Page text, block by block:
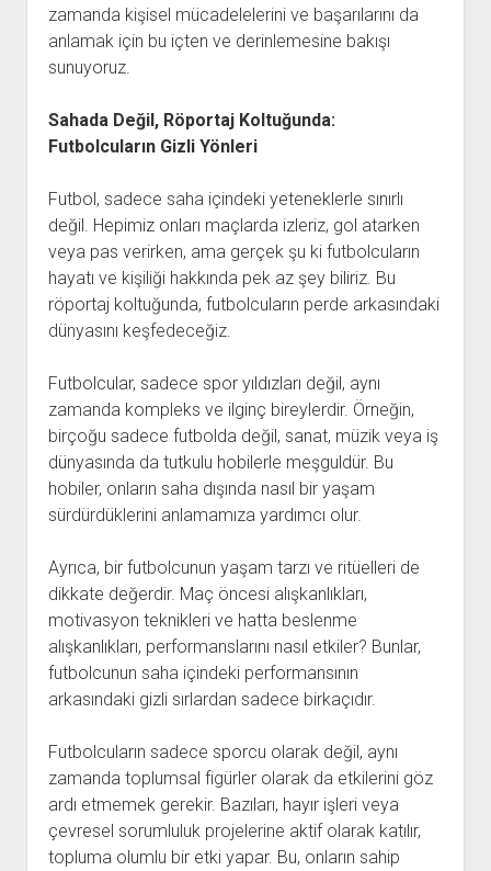
zamanda kişisel mücadelelerini ve başarılarını da
anlamak için bu içten ve derinlemesine bakışı
sunuyoruz.
Sahada Değil, Röportaj Koltuğunda:
Futbolcuların Gizli Yönleri
Futbol, sadece saha içindeki yeteneklerle sınırlı
değil. Hepimiz onları maçlarda izleriz, gol atarken
veya pas verirken, ama gerçek şu ki futbolcuların
hayatı ve kişiliği hakkında pek az şey biliriz. Bu
röportaj koltuğunda, futbolcuların perde arkasındaki
dünyasını keşfedeceğiz.
Futbolcular, sadece spor yıldızları değil, aynı
zamanda kompleks ve ilginç bireylerdir. Örneğin,
birçoğu sadece futbolda değil, sanat, müzik veya iş
dünyasında da tutkulu hobilerle meşguldür. Bu
hobiler, onların saha dışında nasıl bir yaşam
sürdürdüklerini anlamamıza yardımcı olur.
Ayrıca, bir futbolcunun yaşam tarzı ve ritüelleri de
dikkate değerdir. Maç öncesi alışkanlıkları,
motivasyon teknikleri ve hatta beslenme
alışkanlıkları, performanslarını nasıl etkiler? Bunlar,
futbolcunun saha içindeki performansının
arkasındaki gizli sırlardan sadece birkaçıdır.
Futbolcuların sadece sporcu olarak değil, aynı
zamanda toplumsal figürler olarak da etkilerini göz
ardı etmemek gerekir. Bazıları, hayır işleri veya
çevresel sorumluluk projelerine aktif olarak katılır,
topluma olumlu bir etki yapar. Bu, onların sahip